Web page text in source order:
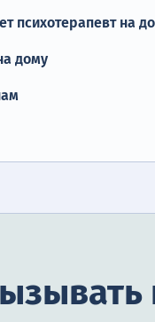
психотерапевт на
дому